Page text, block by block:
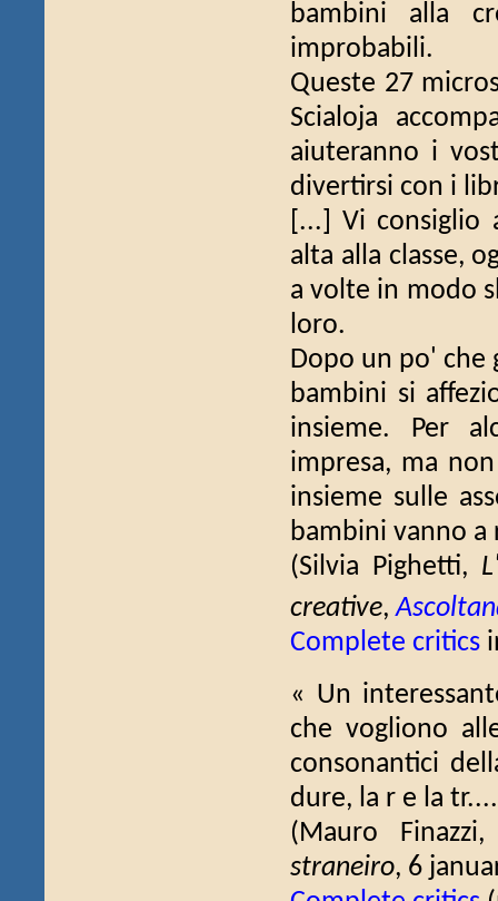
bambini alla
improbabili.
Queste 27
Scialoja
aiuteranno i
divertirsi con i
[...] Vi consiglio
alta alla classe,
a volte in modo
loro.
Dopo un po' che
bambini si
insieme. Per
impresa, ma
insieme sulle
bambini vanno a
(Silvia Pighetti,
creative,
Complete critics
« Un
che vogliono
consonantici
dure, la r e la
(Mauro
straneiro, 6